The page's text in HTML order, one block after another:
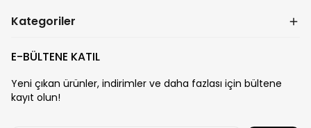
Kategoriler
E-BÜLTENE KATIL
Yeni çıkan ürünler, indirimler ve daha fazlası için bültene
kayıt olun!